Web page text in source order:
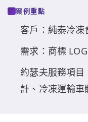
案例重點
客戶：純泰冷凍
需求：商標
約瑟夫服務項
計、冷凍運輸車